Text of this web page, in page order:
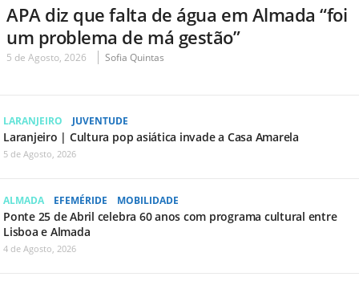
APA diz que falta de água em Almada “foi
um problema de má gestão”
5 de Agosto, 2026 Sofia Quintas
LARANJEIRO JUVENTUDE
Laranjeiro | Cultura pop asiática invade a Casa Amarela
5 de Agosto, 2026
ALMADA EFEMÉRIDE MOBILIDADE
Ponte 25 de Abril celebra 60 anos com programa cultural entre
Lisboa e Almada
4 de Agosto, 2026